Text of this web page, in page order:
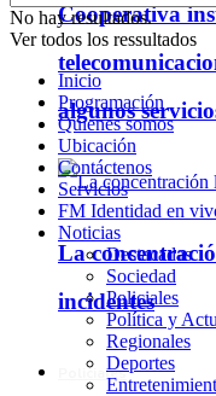
Cooperativa
algunos
La
incidentes
Policiales
No hay resultados.
Ver todos los ressultados
Inicio
Programación
Quienes somos
Ubicación
Contáctenos
Servicios
FM Identidad en
Noticias
Destacadas
Sociedad
Policiales
Política y
Regionales
Deportes